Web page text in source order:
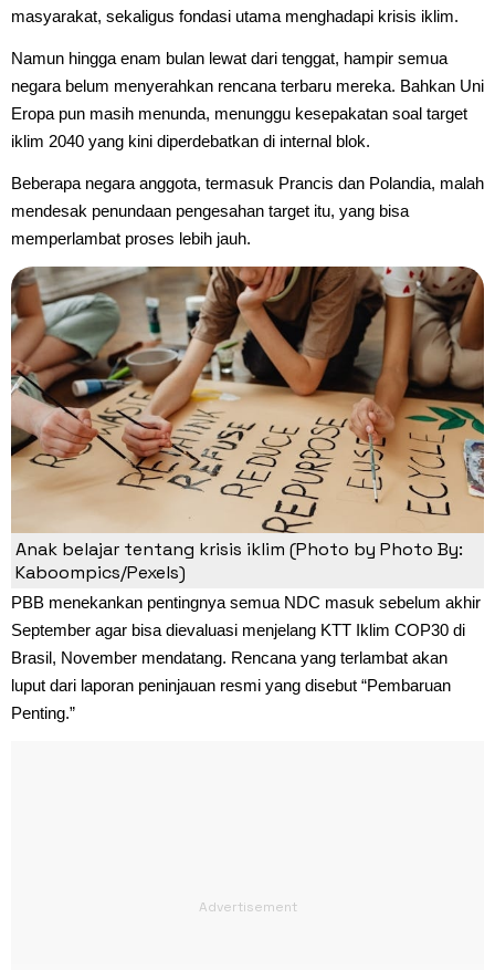
masyarakat, sekaligus fondasi utama menghadapi krisis iklim.
Namun hingga enam bulan lewat dari tenggat, hampir semua
negara belum menyerahkan rencana terbaru mereka. Bahkan Uni
Eropa pun masih menunda, menunggu kesepakatan soal target
iklim 2040 yang kini diperdebatkan di internal blok.
Beberapa negara anggota, termasuk Prancis dan Polandia, malah
mendesak penundaan pengesahan target itu, yang bisa
memperlambat proses lebih jauh.
Anak belajar tentang krisis iklim (Photo by Photo By:
Kaboompics/Pexels)
PBB menekankan pentingnya semua NDC masuk sebelum akhir
September agar bisa dievaluasi menjelang KTT Iklim COP30 di
Brasil, November mendatang. Rencana yang terlambat akan
luput dari laporan peninjauan resmi yang disebut “Pembaruan
Penting.”